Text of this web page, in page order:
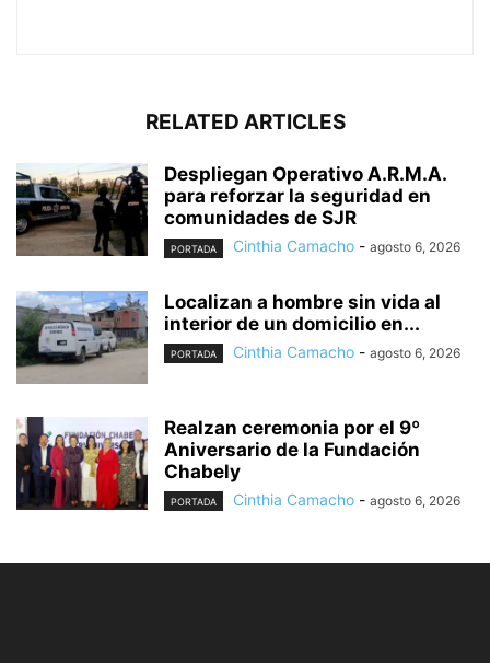
RELATED ARTICLES
Despliegan Operativo A.R.M.A.
para reforzar la seguridad en
comunidades de SJR
PORTADA Cinthia Camacho - agosto 6, 2026
Localizan a hombre sin vida al
interior de un domicilio en...
PORTADA Cinthia Camacho - agosto 6, 2026
Realzan ceremonia por el 9º
Aniversario de la Fundación
Chabely
PORTADA Cinthia Camacho - agosto 6, 2026